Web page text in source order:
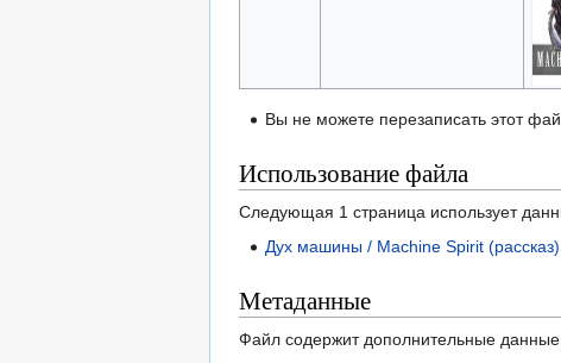
Вы не можете перезаписать этот
Использование файла
Следующая 1 страница использует
Дух машины / Machine Spirit (рассказ)
Метаданные
Файл содержит дополнительные